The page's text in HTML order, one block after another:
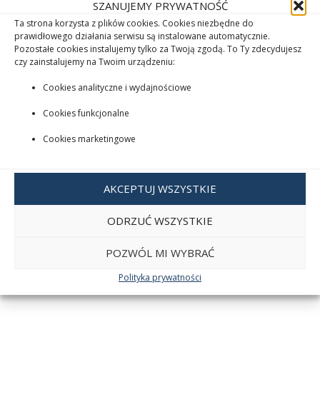
SZANUJEMY PRYWATNOŚĆ
Ta strona korzysta z plików cookies. Cookies niezbędne do
prawidłowego działania serwisu są instalowane automatycznie.
Pozostałe cookies instalujemy tylko za Twoją zgodą. To Ty zdecydujesz
czy zainstalujemy na Twoim urządzeniu:
Cookies analityczne i wydajnościowe
Cookies funkcjonalne
Cookies marketingowe
AKCEPTUJ WSZYSTKIE
ODRZUĆ WSZYSTKIE
POZWÓL MI WYBRAĆ
Polityka prywatności